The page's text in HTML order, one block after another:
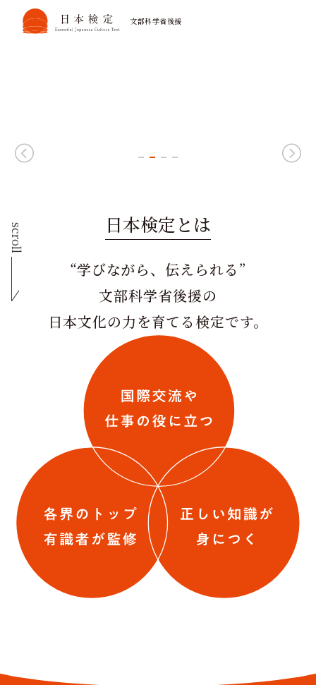
文部科学省後援
日本文化への第一歩を、無料で
scroll 日本検定とは
“学びながら、伝えられる”
文部科学省後援の
日本文化の力を育てる検定です。